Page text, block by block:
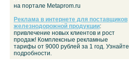
на портале Metaprom.ru
Реклама в интернете для поставщиков
железнодорожной продукции:
привлечение новых клиентов и рост
продаж! Комплексные рекламные
тарифы от 9000 рублей за 1 год. Узнайте
подробности.